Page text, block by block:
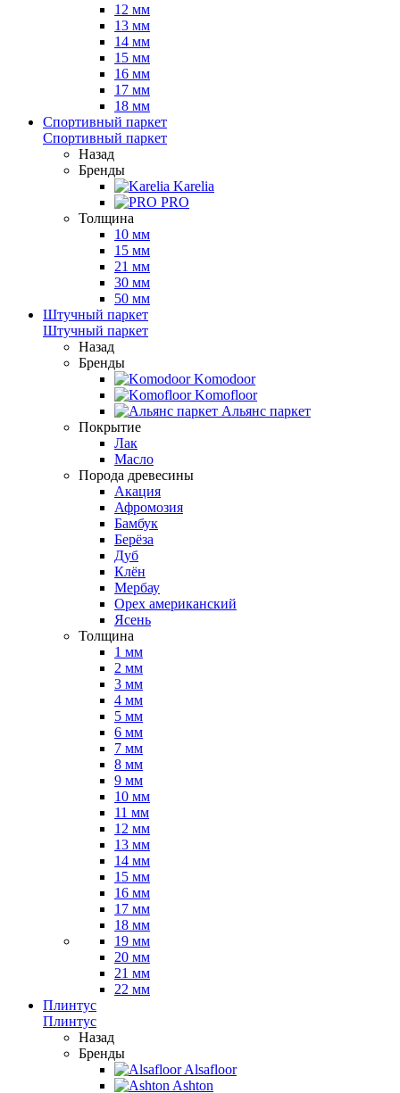
12 мм
13 мм
14 мм
15 мм
16 мм
17 мм
18 мм
Спортивный паркет
Спортивный паркет
Назад
Бренды
Karelia
PRO
Толщина
10 мм
15 мм
21 мм
30 мм
50 мм
Штучный паркет
Штучный паркет
Назад
Бренды
Komodoor
Komofloor
Альянс паркет
Покрытие
Лак
Масло
Порода древесины
Акация
Афромозия
Бамбук
Берёза
Дуб
Клён
Мербау
Орех американский
Ясень
Толщина
1 мм
2 мм
3 мм
4 мм
5 мм
6 мм
7 мм
8 мм
9 мм
10 мм
11 мм
12 мм
13 мм
14 мм
15 мм
16 мм
17 мм
18 мм
19 мм
20 мм
21 мм
22 мм
Плинтус
Плинтус
Назад
Бренды
Alsafloor
Ashton